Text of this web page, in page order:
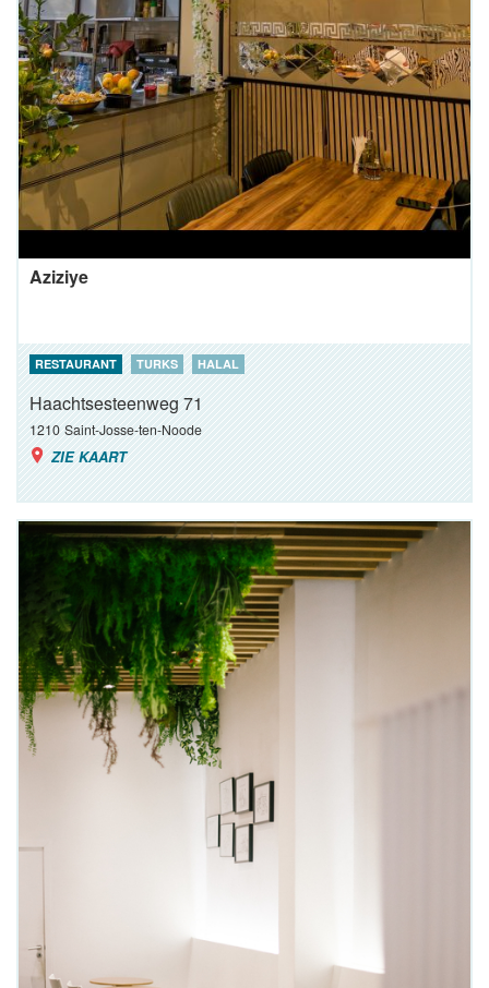
Aziziye
RESTAURANT TURKS HALAL
Haachtsesteenweg 71
1210 Saint-Josse-ten-Noode
ZIE KAART